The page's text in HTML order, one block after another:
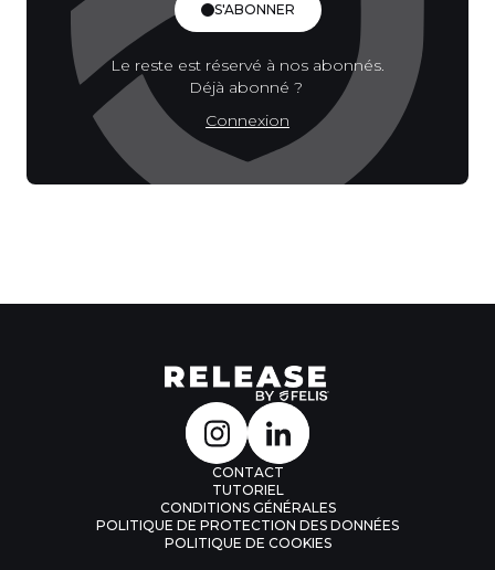
S'ABONNER
Le reste est réservé à nos abonnés.
Déjà abonné ?
Connexion
CONTACT
TUTORIEL
CONDITIONS GÉNÉRALES
POLITIQUE DE PROTECTION DES DONNÉES
POLITIQUE DE COOKIES